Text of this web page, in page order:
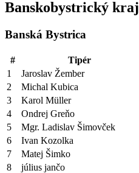
Banskobystrický kraj
Banská Bystrica
# Tipér
1
Jaroslav Žember
2
Michal Kubica
3
Karol Müller
4
Ondrej Greňo
5
Mgr. Ladislav Šimovček
6
Ivan Kozolka
7
Matej Šimko
8
július jančo